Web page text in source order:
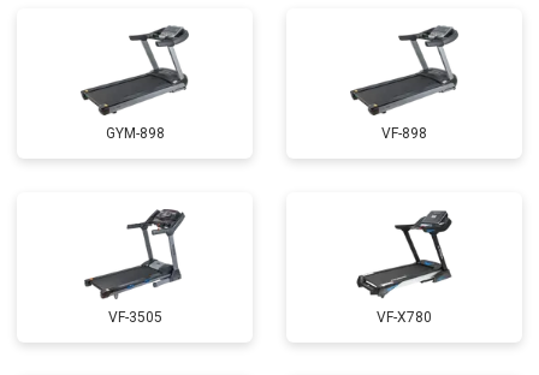
GYM-898 VF-898
VF-3505 VF-X780